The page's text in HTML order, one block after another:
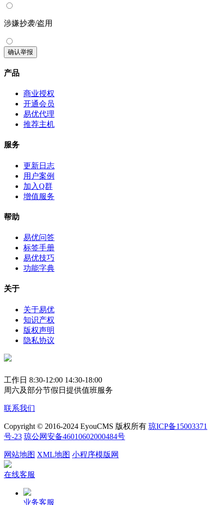
涉嫌抄袭/盗用
确认举报
产品
商业授权
开通会员
易优代理
推荐主机
服务
更新日志
用户案例
加入Q群
增值服务
帮助
易优问答
标签手册
易优技巧
功能字典
关于
关于易优
知识产权
版权声明
隐私协议
工作日 8:30-12:00 14:30-18:00
周六及部分节假日提供值班服务
联系我们
Copyright © 2016-2024 EyouCMS 版权所有 琼ICP备15003371
号-23 琼公网安备46010602000484号
网站地图 XML地图 小程序模版网
在线客服
业务客服